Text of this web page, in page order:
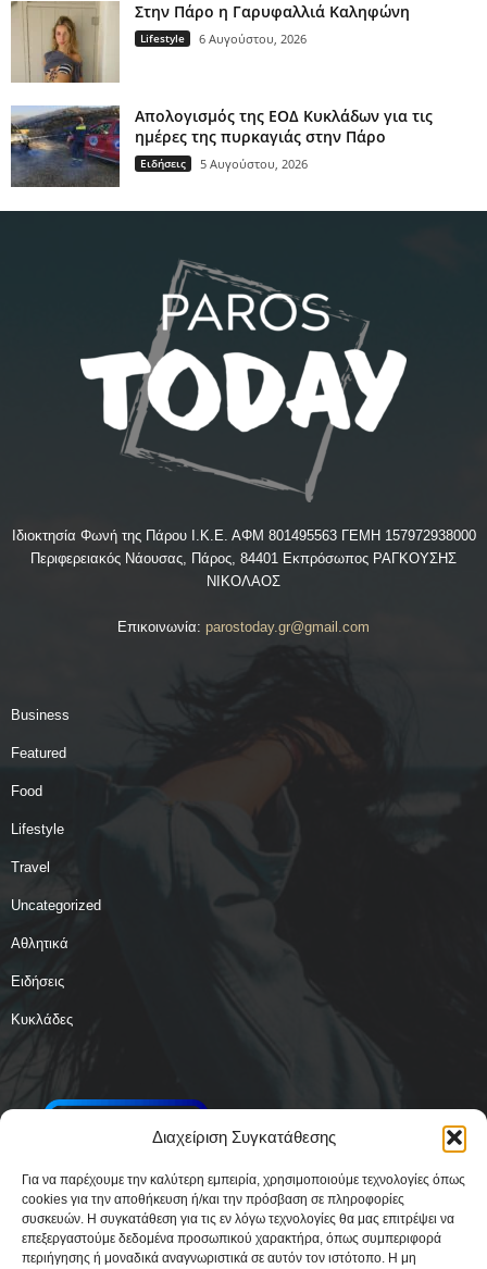
Διαχείριση Συγκατάθεσης
Για να παρέχουμε την καλύτερη εμπειρία, χρησιμοποιούμε τεχνολογίες όπως
cookies για την αποθήκευση ή/και την πρόσβαση σε πληροφορίες
συσκευών. Η συγκατάθεση για τις εν λόγω τεχνολογίες θα μας επιτρέψει να
επεξεργαστούμε δεδομένα προσωπικού χαρακτήρα, όπως συμπεριφορά
περιήγησης ή μοναδικά αναγνωριστικά σε αυτόν τον ιστότοπο. Η μη
Στην Πάρο η Γαρυφαλλιά Καληφώνη
Lifestyle 6 Αυγούστου, 2026
Απολογισμός της ΕΟΔ Κυκλάδων για τις
ημέρες της πυρκαγιάς στην Πάρο
Ειδήσεις 5 Αυγούστου, 2026
Ιδιοκτησία Φωνή της Πάρου Ι.Κ.Ε. ΑΦΜ 801495563 ΓΕΜΗ 157972938000
Περιφερειακός Νάουσας, Πάρος, 84401 Εκπρόσωπος ΡΑΓΚΟΥΣΗΣ
ΝΙΚΟΛΑΟΣ
Επικοινωνία: parostoday.gr@gmail.com
Business
Featured
Food
Lifestyle
Travel
Uncategorized
Αθλητικά
Ειδήσεις
Κυκλάδες